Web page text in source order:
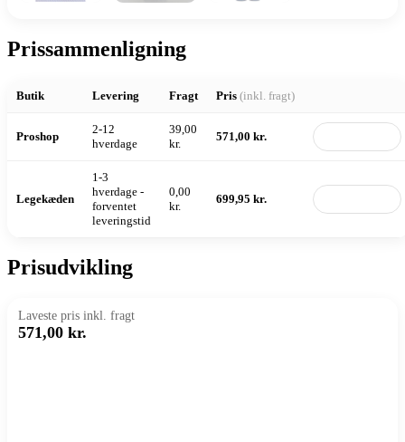
Prissammenligning
Butik Levering Fragt Pris (inkl. fragt)
Proshop
2-12
hverdage
39,00
kr.
571,00 kr.
Legekæden
1-3
hverdage -
forventet
leveringstid
0,00
kr.
699,95 kr.
Prisudvikling
Laveste pris inkl. fragt
571,00 kr.